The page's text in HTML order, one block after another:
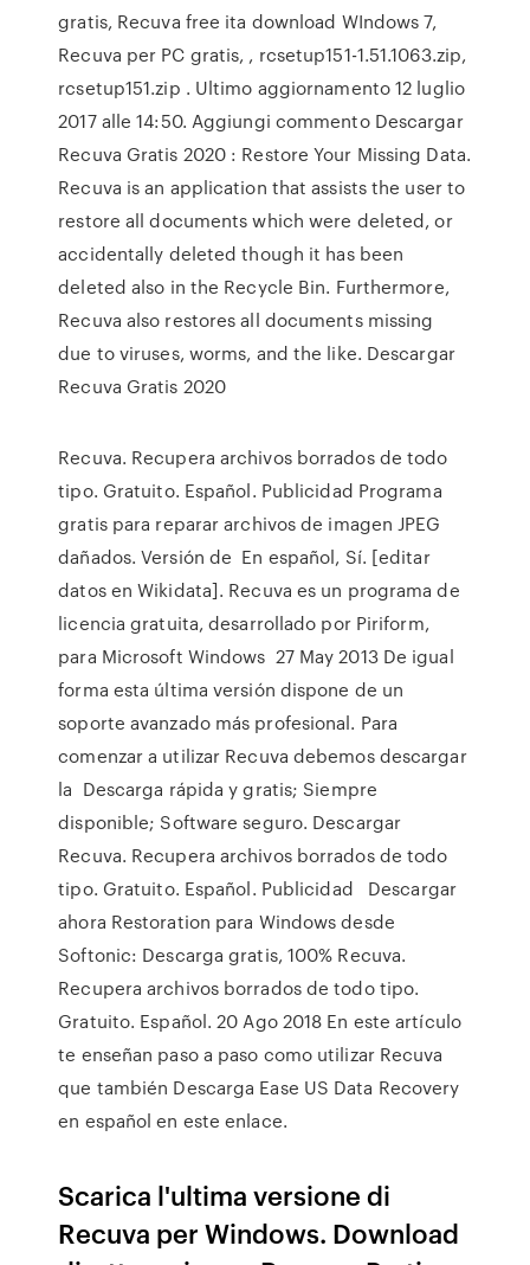
gratis, Recuva free ita download WIndows 7,
Recuva per PC gratis, , rcsetup151-1.51.1063.zip,
rcsetup151.zip . Ultimo aggiornamento 12 luglio
2017 alle 14:50. Aggiungi commento Descargar
Recuva Gratis 2020 : Restore Your Missing Data.
Recuva is an application that assists the user to
restore all documents which were deleted, or
accidentally deleted though it has been
deleted also in the Recycle Bin. Furthermore,
Recuva also restores all documents missing
due to viruses, worms, and the like. Descargar
Recuva Gratis 2020
Recuva. Recupera archivos borrados de todo
tipo. Gratuito. Español. Publicidad Programa
gratis para reparar archivos de imagen JPEG
dañados. Versión de En español, Sí. [editar
datos en Wikidata]. Recuva es un programa de
licencia gratuita, desarrollado por Piriform,
para Microsoft Windows 27 May 2013 De igual
forma esta última versión dispone de un
soporte avanzado más profesional. Para
comenzar a utilizar Recuva debemos descargar
la Descarga rápida y gratis; Siempre
disponible; Software seguro. Descargar
Recuva. Recupera archivos borrados de todo
tipo. Gratuito. Español. Publicidad Descargar
ahora Restoration para Windows desde
Softonic: Descarga gratis, 100% Recuva.
Recupera archivos borrados de todo tipo.
Gratuito. Español. 20 Ago 2018 En este artículo
te enseñan paso a paso como utilizar Recuva
que también Descarga Ease US Data Recovery
en español en este enlace.
Scarica l'ultima versione di
Recuva per Windows. Download